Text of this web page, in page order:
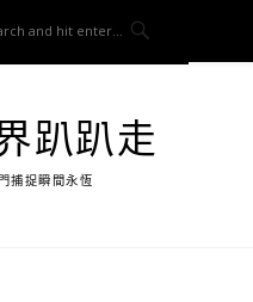
趴趴走
捕捉瞬間永恆